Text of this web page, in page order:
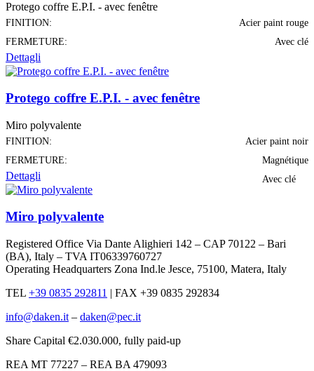
Protego coffre E.P.I. - avec fenêtre
FINITION:
Acier paint rouge
FERMETURE:
Avec clé
Dettagli
Protego coffre E.P.I. - avec fenêtre
Miro polyvalente
FINITION:
Acier paint noir
FERMETURE:
Magnétique
Avec clé
Dettagli
Miro polyvalente
Registered Office Via Dante Alighieri 142 – CAP 70122 – Bari
(BA), Italy – TVA IT06339760727
Operating Headquarters Zona Ind.le Jesce, 75100, Matera, Italy
TEL +39 0835 292811 | FAX +39 0835 292834
info@daken.it – daken@pec.it
Share Capital €2.030.000, fully paid-up
REA MT 77227 – REA BA 479093